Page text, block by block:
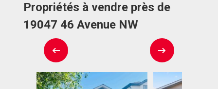
Propriétés à vendre près de
19047 46 Avenue NW